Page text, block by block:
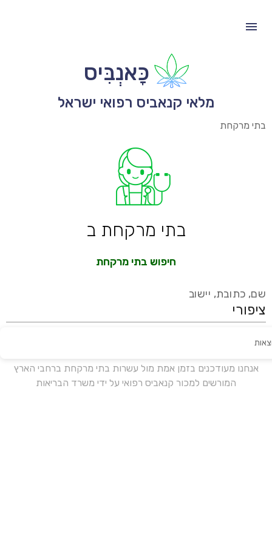
כָּאנְבִּיס
מלאי קנאביס רפואי ישראל
בתי מרקחת
בתי מרקחת ב
חיפוש בתי מרקחת
שם, כתובת, יישוב
אנחנו מעודכנים בזמן אמת מול עשרות בתי מרקחת ברחבי הארץ
המורשים למכור קנאביס רפואי על ידי משרד הבריאות